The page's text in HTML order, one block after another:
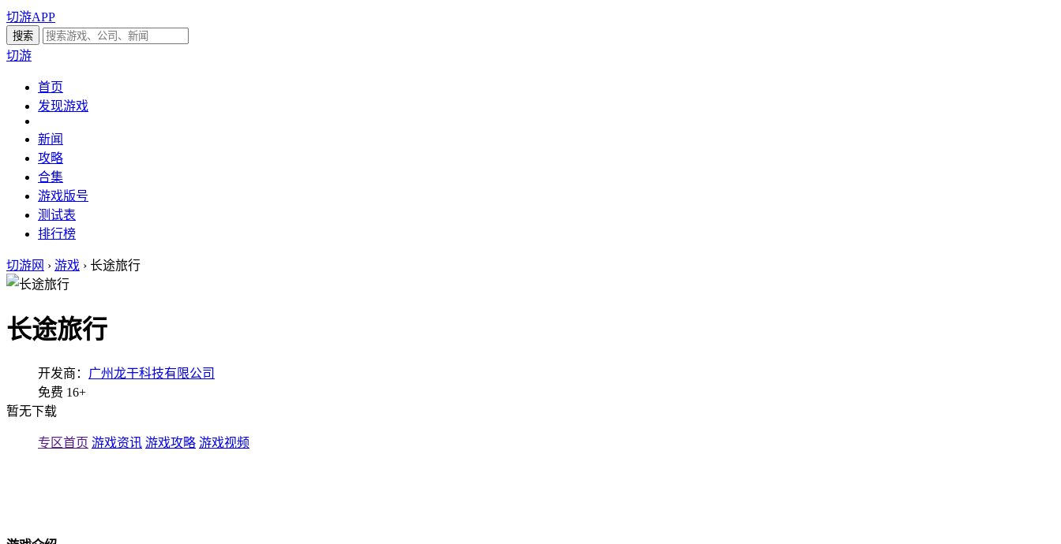
切游APP
切游
首页
发现游戏
新闻
攻略
合集
游戏版号
测试表
排行榜
切游网 › 游戏 › 长途旅行
长途旅行
开发商： 广州龙干科技有限公司
免费 16+
暂无下载
专区首页 游戏资讯 游戏攻略 游戏视频